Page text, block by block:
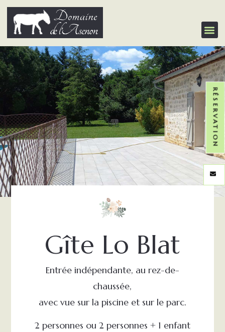
RÉSERVATION
Gîte Lo Blat
Entrée indépendante, au rez-de-
chaussée,
avec vue sur la piscine et sur le parc.
2 personnes ou 2 personnes + 1 enfant